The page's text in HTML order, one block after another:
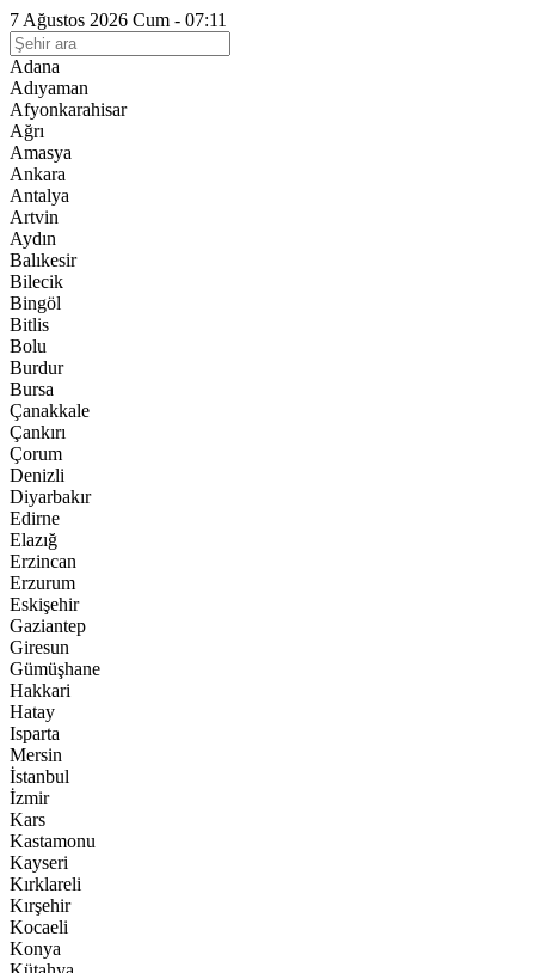
7 Ağustos 2026 Cum - 07:11
Adana
Adıyaman
Afyonkarahisar
Ağrı
Amasya
Ankara
Antalya
Artvin
Aydın
Balıkesir
Bilecik
Bingöl
Bitlis
Bolu
Burdur
Bursa
Çanakkale
Çankırı
Çorum
Denizli
Diyarbakır
Edirne
Elazığ
Erzincan
Erzurum
Eskişehir
Gaziantep
Giresun
Gümüşhane
Hakkari
Hatay
Isparta
Mersin
İstanbul
İzmir
Kars
Kastamonu
Kayseri
Kırklareli
Kırşehir
Kocaeli
Konya